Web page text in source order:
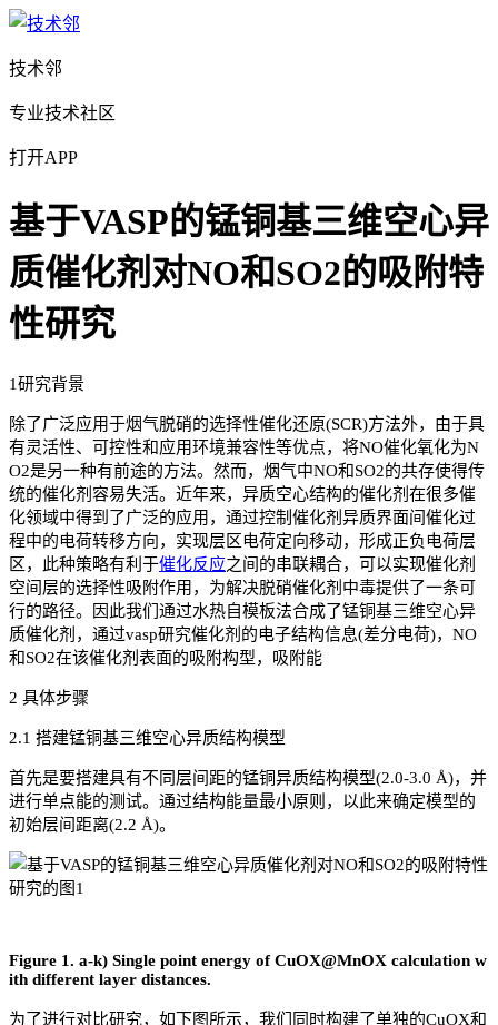
技术邻
专业技术社区
打开APP
基于VASP的锰铜基三维空心异
质催化剂对NO和SO2的吸附特
性研究
1研究背景
除了广泛应用于烟气脱硝的选择性催化还原(SCR)方法外，由于具
有灵活性、可控性和应用环境兼容性等优点，将NO催化氧化为N
O2是另一种有前途的方法。然而，烟气中NO和SO2的共存使得传
统的催化剂容易失活。近年来，异质空心结构的催化剂在很多催
化领域中得到了广泛的应用，通过控制催化剂异质界面间催化过
程中的电荷转移方向，实现层区电荷定向移动，形成正负电荷层
区，此种策略有利于催化反应之间的串联耦合，可以实现催化剂
空间层的选择性吸附作用，为解决脱硝催化剂中毒提供了一条可
行的路径。因此我们通过水热自模板法合成了锰铜基三维空心异
质催化剂，通过vasp研究催化剂的电子结构信息(差分电荷)，NO
和SO2在该催化剂表面的吸附构型，吸附能
2 具体步骤
2.1 搭建锰铜基三维空心异质结构模型
首先是要搭建具有不同层间距的锰铜异质结构模型(2.0-3.0 Å)，并
进行单点能的测试。通过结构能量最小原则，以此来确定模型的
初始层间距离(2.2 Å)。
Figure 1. a-k) Single point energy of CuOX@MnOX calculation w
ith different layer distances.
为了进行对比研究，如下图所示，我们同时构建了单独的CuOX和